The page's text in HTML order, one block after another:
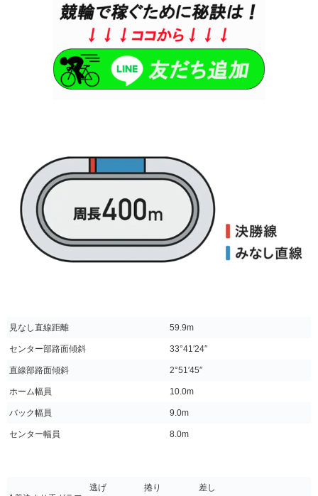
見なし直線距離 59.9m
センター部路面傾斜 33°41′24″
直線部路面傾斜 2°51′45″
ホーム幅員 10.0m
バック幅員 9.0m
センター幅員 8.0m
逃げ 捲り 差し